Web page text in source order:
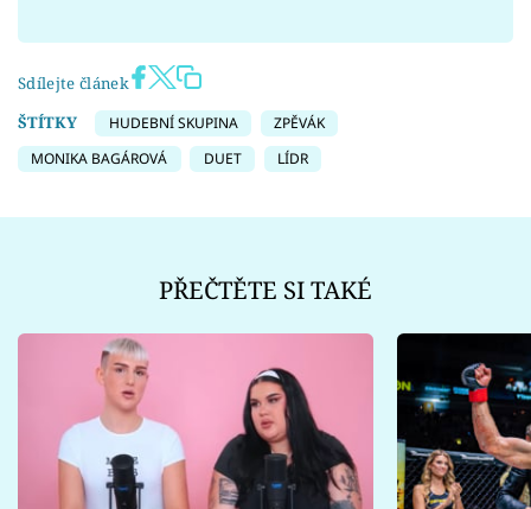
Sdílejte článek
ŠTÍTKY
HUDEBNÍ SKUPINA
ZPĚVÁK
MONIKA BAGÁROVÁ
DUET LÍDR
PŘEČTĚTE SI TAKÉ